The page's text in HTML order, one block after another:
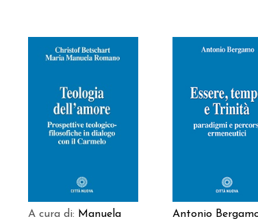
AGGIUNGI AL
CARRELLO
A cura di: Manuela
AGGIUNGI AL
CARRELLO
Antonio